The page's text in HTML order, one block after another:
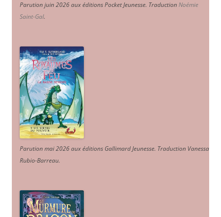
Parution juin 2026 aux éditions Pocket Jeunesse. TraductionNoémie
Saint-Gal.
Parution mai 2026 aux éditions Gallimard Jeunesse. Traduction Vanessa
Rubio-Barreau.